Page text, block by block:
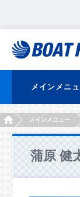
メインメニ
HOMEメインメニュー
蒲原 健